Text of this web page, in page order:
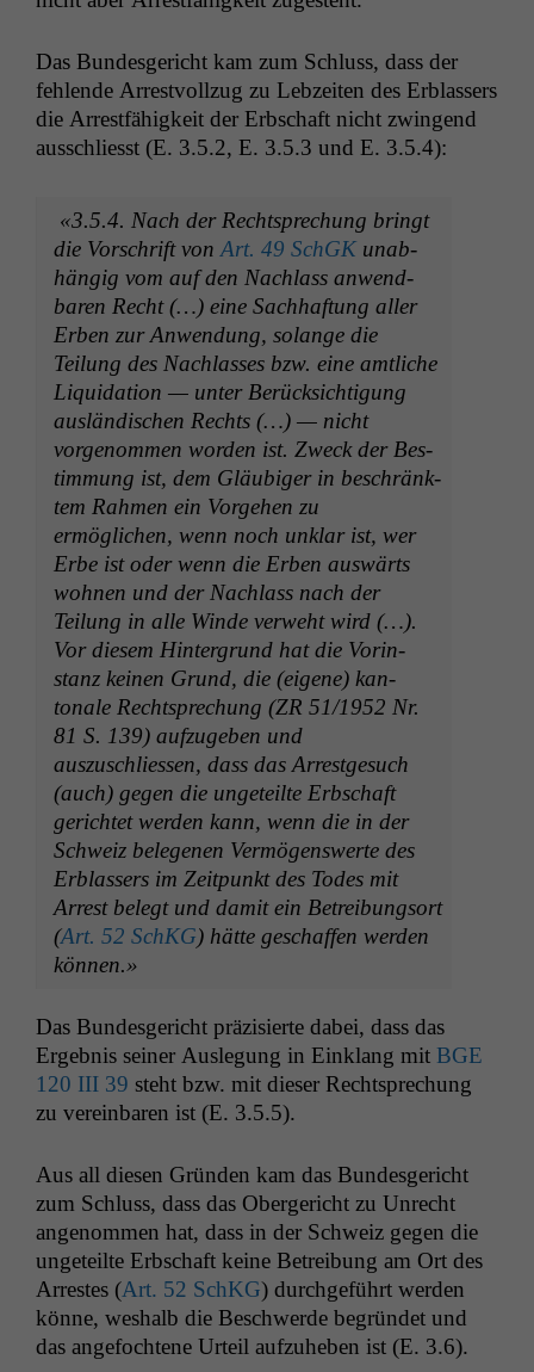
Das Bun­des­gericht kam zum Schluss, dass der
fehlende Arrestvol­lzug zu Lebzeit­en des Erblassers
die Arrest­fähigkeit der Erb­schaft nicht zwin­gend
auss­chliesst (E. 3.5.2, E. 3.5.3 und E. 3.5.4):
«3.5.4. Nach der Recht­sprechung bringt
die Vorschrift von Art. 49 SchGK unab­
hängig vom auf den Nach­lass anwend­
baren Recht (…) eine Sach­haf­tung aller
Erben zur Anwen­dung, solange die
Teilung des Nach­lass­es bzw. eine amtliche
Liq­ui­da­tion — unter Berück­sich­ti­gung
aus­ländis­chen Rechts (…) — nicht
vorgenom­men wor­den ist. Zweck der Bes­
tim­mung ist, dem Gläu­biger in beschränk­
tem Rah­men ein Vorge­hen zu
ermöglichen, wenn noch unklar ist, wer
Erbe ist oder wenn die Erben auswärts
wohnen und der Nach­lass nach der
Teilung in alle Winde ver­we­ht wird (…).
Vor diesem Hin­ter­grund hat die Vorin­
stanz keinen Grund, die (eigene) kan­
tonale Recht­sprechung (ZR 51/1952 Nr.
81 S. 139) aufzugeben und
auszuschliessen, dass das Arrest­ge­such
(auch) gegen die ungeteilte Erb­schaft
gerichtet wer­den kann, wenn die in der
Schweiz bele­ge­nen Ver­mö­genswerte des
Erblassers im Zeit­punkt des Todes mit
Arrest belegt und damit ein Betrei­bung­sort
(Art. 52 SchKG) hätte geschaf­fen wer­den
können.»
Das Bun­des­gericht präzisierte dabei, dass das
Ergeb­nis sein­er Ausle­gung in Ein­klang mit BGE
120 III 39 ste­ht bzw. mit dieser Recht­sprechung
zu vere­in­baren ist (E. 3.5.5).
Aus all diesen Grün­den kam das Bun­des­gericht
zum Schluss, dass das Oberg­ericht zu Unrecht
angenom­men hat, dass in der Schweiz gegen die
ungeteilte Erb­schaft keine Betrei­bung am Ort des
Arrestes (Art. 52 SchKG) durchge­führt wer­den
könne, weshalb die Beschw­erde begrün­det und
das ange­focht­ene Urteil aufzuheben ist (E. 3.6).
um interne
marketingtechnische
Auswertungen
durchführen zu
können. Diese helfen
zu verbessern.